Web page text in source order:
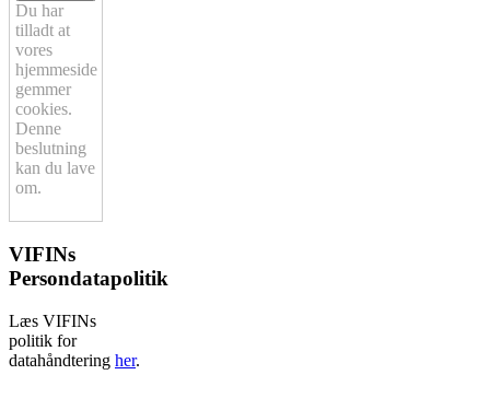
Du har
tilladt at
vores
hjemmeside
gemmer
cookies.
Denne
beslutning
kan du lave
om.
VIFINs
Persondatapolitik
Læs VIFINs
politik for
datahåndtering her.